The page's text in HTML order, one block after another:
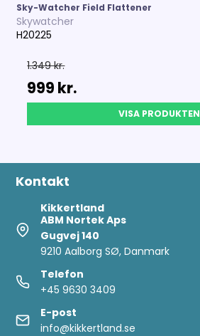
Sky-Watcher Field Flattener
Skywatcher
H20225
1.349 kr.
999 kr.
VISA PRODUKTEN
Kontakt
Kikkertland
ABM Nortek Aps
Gugvej 140
9210 Aalborg SØ, Danmark
Telefon
+45 9630 3409
E-post
info@kikkertland.se